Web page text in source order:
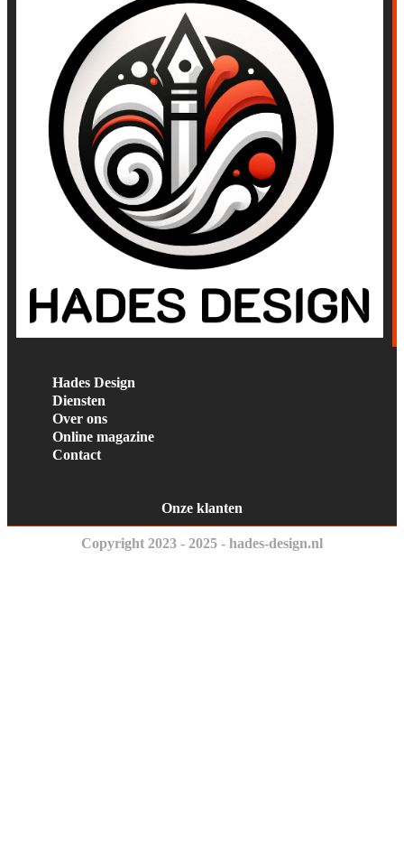
Hades Design
Diensten
Over ons
Online magazine
Contact
Onze klanten
Copyright 2023 - 2025 - hades-design.nl